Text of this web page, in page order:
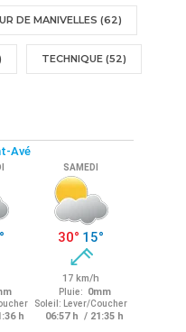
DE MANIVELLES (62)
TECHNIQUE (52)